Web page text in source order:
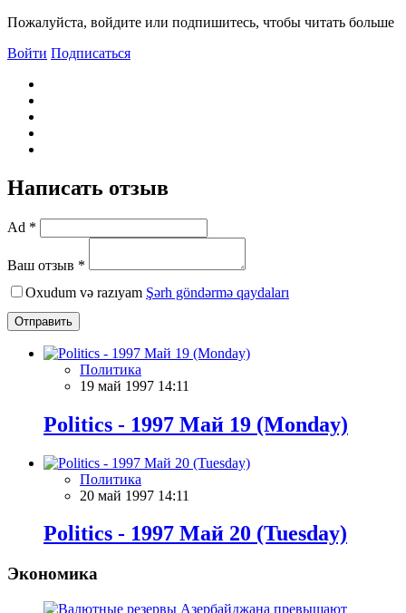
Пожалуйста, войдите или подпишитесь, чтобы читать больше
Войти Подписаться
Написать отзыв
Ad *
Ваш отзыв *
Oxudum və razıyam Şərh göndərmə qaydaları
Отправить
Политика
19 май 1997 14:11
Politics - 1997 Май 19 (Monday)
Политика
20 май 1997 14:11
Politics - 1997 Май 20 (Tuesday)
Экономика